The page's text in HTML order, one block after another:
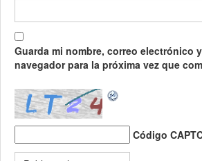
Guarda mi nombre, correo electrónico
navegador para la próxima vez que
Código